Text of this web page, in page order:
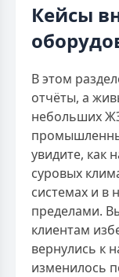
Кейсы
В этом
отчёты, а
небольших
увидите, как
суровых
системах и в
пределами.
клиентам
вернулись к
изменилось